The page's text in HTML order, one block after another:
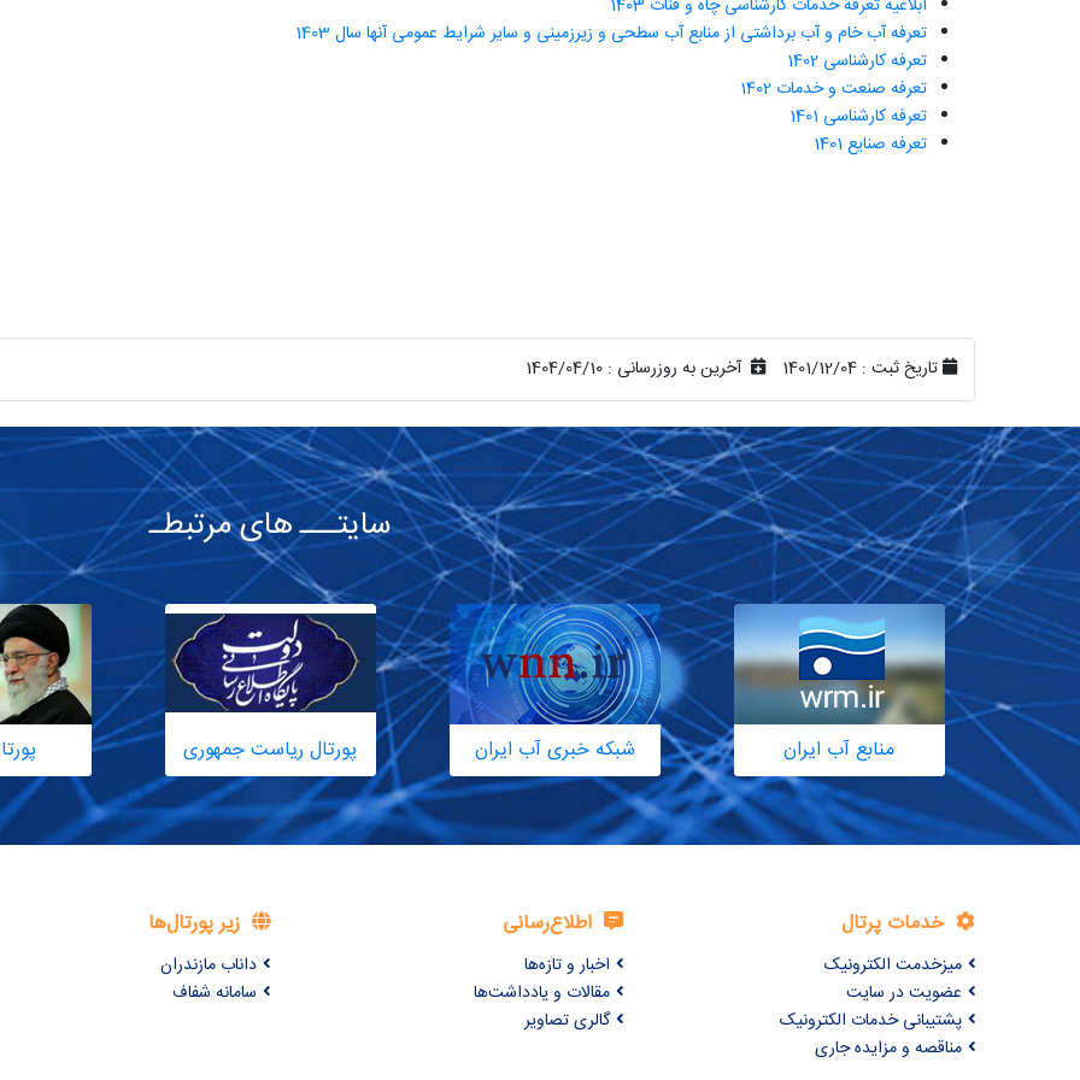
تعرفه آب خام و آب برداشتی از منابع آب سطحی و زیرزمینی و سایر شرایط عمومی آنها سال 1403
تعرفه کارشناسی 1402
تعرفه صنعت و خدمات 1402
تعرفه کارشناسی 1401
تعرفه صنایع 1401
تاریخ ثبت : 1401/12/04 آخرین به روزرسانی : 1404/04/10
سایتـــ های مرتبطـ
منابع آب ایران شبکه خبری آب ایران پورتال ریاست جمهوری
خدمات پرتال
میزخدمت الکترونیک
عضویت در سایت
پشتیبانی خدمات الکترونیک
مناقصه و مزایده جاری
اطلاع‌رسانی
اخبار و تازه‌ها
مقالات و یادداشت‌ها
گالری تصاویر
زیر پورتال‌ها
داناب مازندران
سامانه شفاف